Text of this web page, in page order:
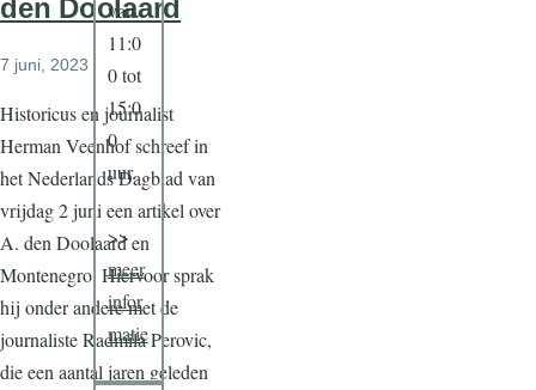
den Doolaard
7 juni, 2023
Historicus en journalist
Herman Veenhof schreef in
het Nederlands Dagblad van
vrijdag 2 juni een artikel over
A. den Doolaard en
Montenegro. Hiervoor sprak
hij onder andere met de
journaliste Radmila Perovic,
die een aantal jaren geleden
van
11:0
0 tot
15:0
0
uur.
>>
meer
infor
matie